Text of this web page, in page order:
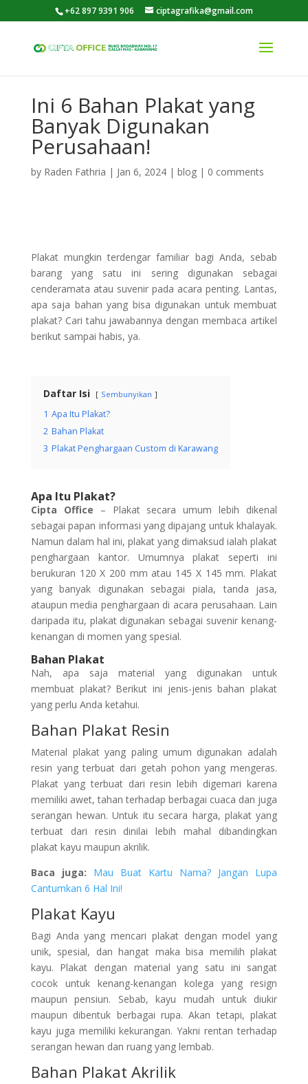
+62 897 9391 906 ciptagrafika@gmail.com
Ini 6 Bahan Plakat yang
Banyak Digunakan
Perusahaan!
by Raden Fathria | Jan 6, 2024| blog| 0 comments
Plakat mungkin terdengar familiar bagi Anda, sebab
barang yang satu ini sering digunakan sebagai
cenderamata atau suvenir pada acara penting. Lantas,
apa saja bahan yang bisa digunakan untuk membuat
plakat? Cari tahu jawabannya dengan membaca artikel
berikut sampai habis, ya.
Daftar Isi Sembunyikan
1 Apa Itu Plakat?
2 Bahan Plakat
3 Plakat Penghargaan Custom di Karawang
Apa Itu Plakat?
Cipta Office – Plakat secara umum lebih dikenal
sebagai papan informasi yang dipajang untuk khalayak.
Namun dalam hal ini, plakat yang dimaksud ialah plakat
penghargaan kantor. Umumnya plakat seperti ini
berukuran 120 X 200 mm atau 145 X 145 mm. Plakat
yang banyak digunakan sebagai piala, tanda jasa,
ataupun media penghargaan di acara perusahaan. Lain
daripada itu, plakat digunakan sebagai suvenir kenang-
kenangan di momen yang spesial.
Bahan Plakat
Nah, apa saja material yang digunakan untuk
membuat plakat? Berikut ini jenis-jenis bahan plakat
yang perlu Anda ketahui.
Bahan Plakat Resin
Material plakat yang paling umum digunakan adalah
resin yang terbuat dari getah pohon yang mengeras.
Plakat yang terbuat dari resin lebih digemari karena
memiliki awet, tahan terhadap berbagai cuaca dan juga
serangan hewan. Untuk itu secara harga, plakat yang
terbuat dari resin dinilai lebih mahal dibandingkan
plakat kayu maupun akrilik.
Baca juga: Mau Buat Kartu Nama? Jangan Lupa
Cantumkan 6 Hal Ini!
Plakat Kayu
Bagi Anda yang mencari plakat dengan model yang
unik, spesial, dan hangat maka bisa memilih plakat
kayu. Plakat dengan material yang satu ini sangat
cocok untuk kenang-kenangan kolega yang resign
maupun pensiun. Sebab, kayu mudah untuk diukir
maupun dibentuk berbagai rupa. Akan tetapi, plakat
kayu juga memiliki kekurangan. Yakni rentan terhadap
serangan hewan dan ruang yang lembab.
Bahan Plakat Akrilik